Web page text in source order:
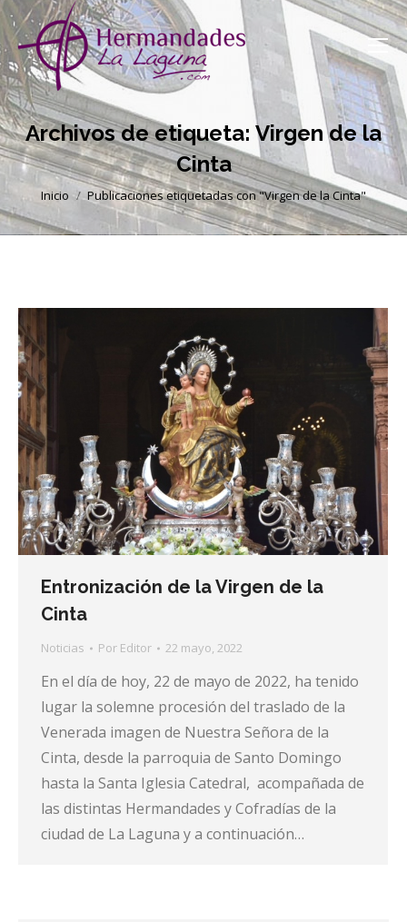
Archivos de etiqueta: Virgen de la
Cinta
Estás aquí:
Inicio Publicaciones etiquetadas con "Virgen de la Cinta"
Entronización de la Virgen de la
Cinta
Noticias Por Editor 22 mayo, 2022
En el día de hoy, 22 de mayo de 2022, ha tenido
lugar la solemne procesión del traslado de la
Venerada imagen de Nuestra Señora de la
Cinta, desde la parroquia de Santo Domingo
hasta la Santa Iglesia Catedral, acompañada de
las distintas Hermandades y Cofradías de la
ciudad de La Laguna y a continuación…